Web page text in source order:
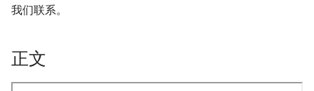
我们联系。
正文